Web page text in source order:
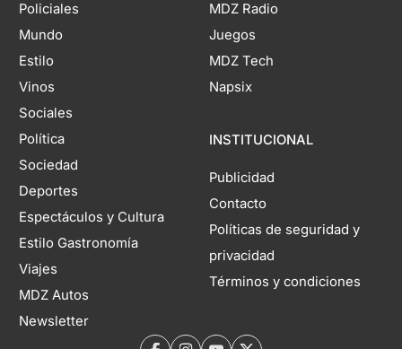
Policiales
Mundo
Estilo
Vinos
Sociales
Política
Sociedad
Deportes
Espectáculos y Cultura
Estilo Gastronomía
Viajes
MDZ Autos
Newsletter
MDZ Radio
Juegos
MDZ Tech
Napsix
INSTITUCIONAL
Publicidad
Contacto
Políticas de seguridad y
privacidad
Términos y condiciones